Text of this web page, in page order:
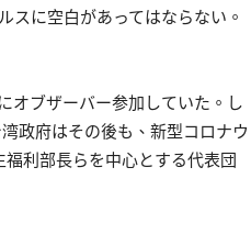
スに空白があってはならない。
オブザーバー参加していた。し
政府はその後も、新型コロナウ
利部長らを中心とする代表団